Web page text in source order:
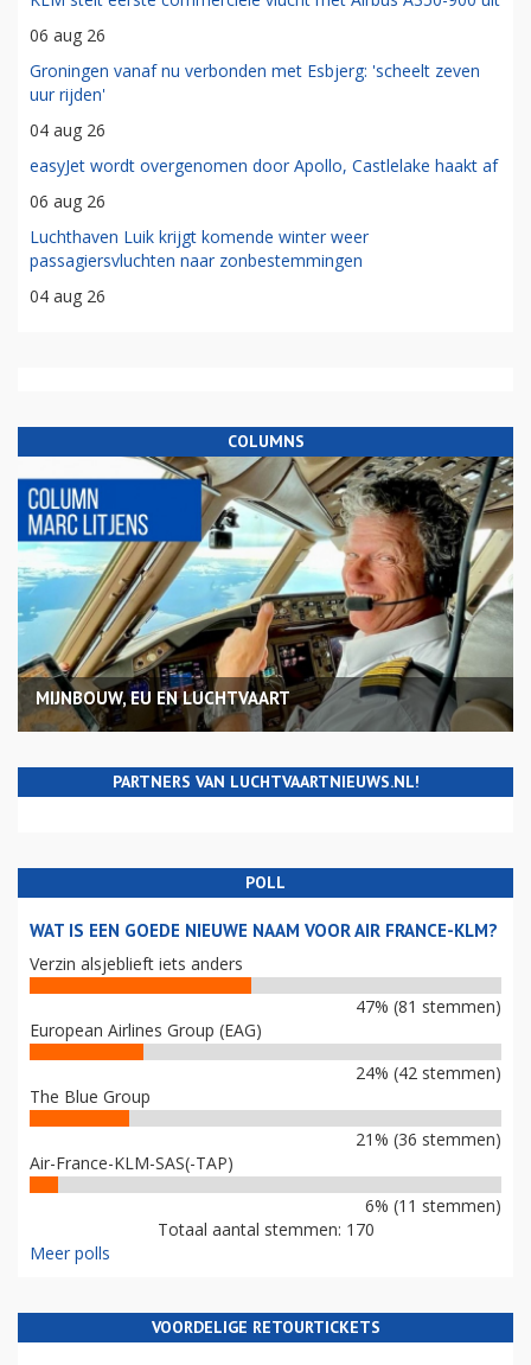
06 aug 26
Groningen vanaf nu verbonden met Esbjerg: 'scheelt zeven
uur rijden'
04 aug 26
easyJet wordt overgenomen door Apollo, Castlelake haakt af
06 aug 26
Luchthaven Luik krijgt komende winter weer
passagiersvluchten naar zonbestemmingen
04 aug 26
COLUMNS
MIJNBOUW, EU EN LUCHTVAART
PARTNERS VAN LUCHTVAARTNIEUWS.NL!
POLL
WAT IS EEN GOEDE NIEUWE NAAM VOOR AIR FRANCE-KLM?
Verzin alsjeblieft iets anders
47% (81 stemmen)
European Airlines Group (EAG)
24% (42 stemmen)
The Blue Group
21% (36 stemmen)
Air-France-KLM-SAS(-TAP)
6% (11 stemmen)
Totaal aantal stemmen: 170
Meer polls
VOORDELIGE RETOURTICKETS